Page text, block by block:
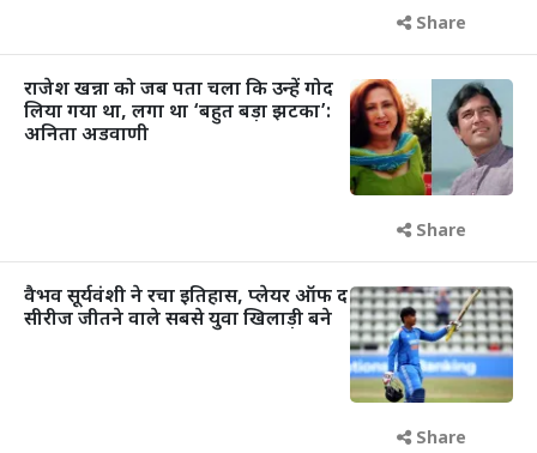
Share
राजेश खन्ना को जब पता चला कि उन्हें गोद
लिया गया था, लगा था ‘बहुत बड़ा झटका’:
अनिता अडवाणी
Share
वैभव सूर्यवंशी ने रचा इतिहास, प्लेयर ऑफ द
सीरीज जीतने वाले सबसे युवा खिलाड़ी बने
Share